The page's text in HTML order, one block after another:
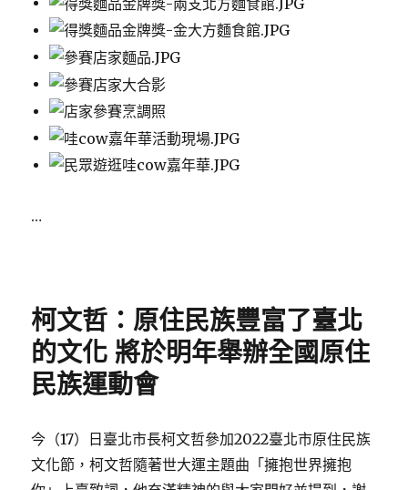
…
柯文哲：原住民族豐富了臺北
的文化 將於明年舉辦全國原住
民族運動會
今（17）日臺北市長柯文哲參加2022臺北市原住民族
文化節，柯文哲隨著世大運主題曲「擁抱世界擁抱